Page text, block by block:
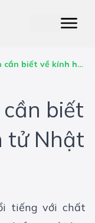
Những điều bạn cần biết về kính hàn điện tử Nhật Bản
biết
tử Nhật
tiếng với chất